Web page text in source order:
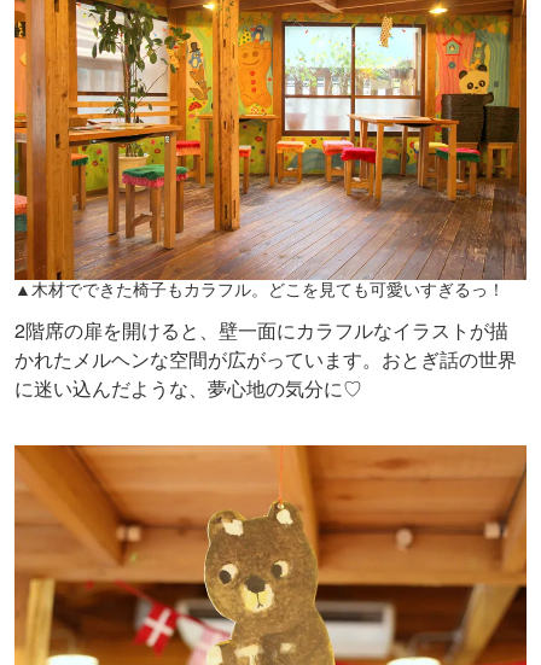
▲木材でできた椅子もカラフル。どこを見ても可愛いすぎるっ！
2階席の扉を開けると、壁一面にカラフルなイラストが描
かれたメルヘンな空間が広がっています。おとぎ話の世界
に迷い込んだような、夢心地の気分に♡